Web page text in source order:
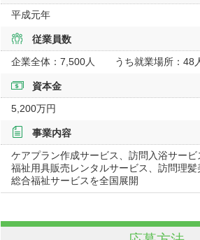
平成元年
従業員数
企業全体：7,500人 うち就業場所：48
資本金
5,200万円
事業内容
ケアプラン作成サービス、訪問入浴サービ
福祉用具販売レンタルサービス、訪問理
総合福祉サービスを全国展開